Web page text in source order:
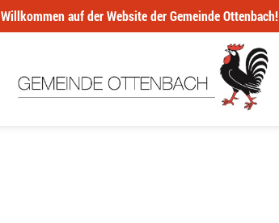
Willkommen auf der Website der Gemeinde Ottenbach!